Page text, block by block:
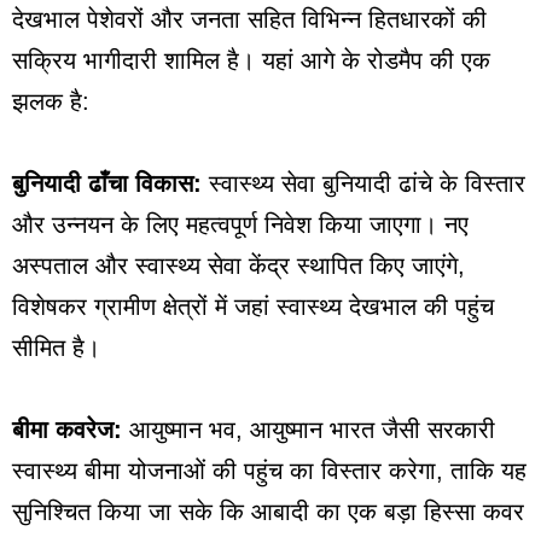
देखभाल पेशेवरों और जनता सहित विभिन्न हितधारकों की
सक्रिय भागीदारी शामिल है। यहां आगे के रोडमैप की एक
झलक है:
बुनियादी ढाँचा विकास: स्वास्थ्य सेवा बुनियादी ढांचे के विस्तार
और उन्नयन के लिए महत्वपूर्ण निवेश किया जाएगा। नए
अस्पताल और स्वास्थ्य सेवा केंद्र स्थापित किए जाएंगे,
विशेषकर ग्रामीण क्षेत्रों में जहां स्वास्थ्य देखभाल की पहुंच
सीमित है।
बीमा कवरेज: आयुष्मान भव, आयुष्मान भारत जैसी सरकारी
स्वास्थ्य बीमा योजनाओं की पहुंच का विस्तार करेगा, ताकि यह
सुनिश्चित किया जा सके कि आबादी का एक बड़ा हिस्सा कवर